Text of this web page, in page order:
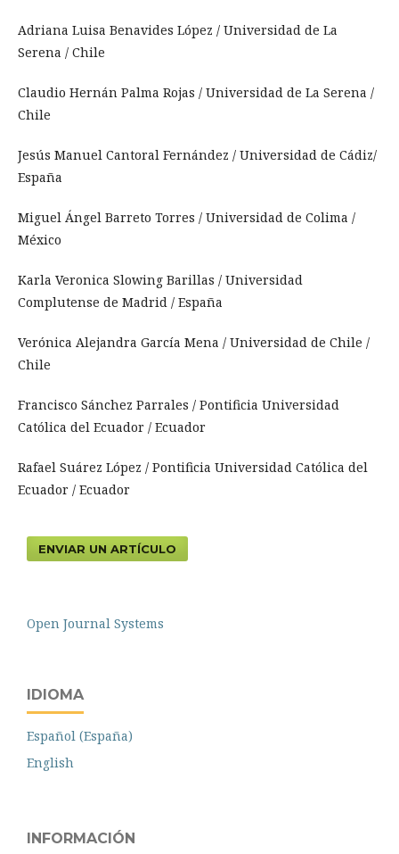
Adriana Luisa Benavides López / Universidad de La
Serena / Chile
Claudio Hernán Palma Rojas / Universidad de La Serena /
Chile
Jesús Manuel Cantoral Fernández / Universidad de Cádiz/
España
Miguel Ángel Barreto Torres / Universidad de Colima /
México
Karla Veronica Slowing Barillas / Universidad
Complutense de Madrid / España
Verónica Alejandra García Mena / Universidad de Chile /
Chile
Francisco Sánchez Parrales / Pontificia Universidad
Católica del Ecuador / Ecuador
Rafael Suárez López / Pontificia Universidad Católica del
Ecuador / Ecuador
ENVIAR UN ARTÍCULO
Open Journal Systems
IDIOMA
Español (España)
English
INFORMACIÓN